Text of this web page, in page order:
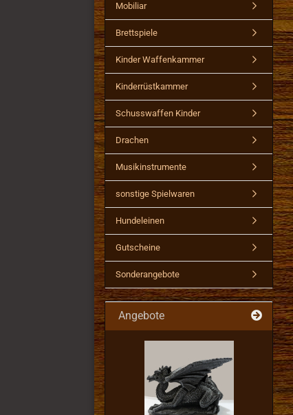
Mobiliar
Brettspiele
Kinder Waffenkammer
Kinderrüstkammer
Schusswaffen Kinder
Drachen
Musikinstrumente
sonstige Spielwaren
Hundeleinen
Gutscheine
Sonderangebote
Angebote